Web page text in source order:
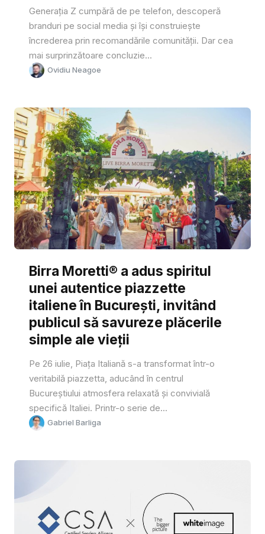
Generația Z cumpără de pe telefon, descoperă
branduri pe social media și își construiește
încrederea prin recomandările comunității. Dar cea
mai surprinzătoare concluzie...
Ovidiu Neagoe
Birra Moretti® a adus spiritul
unei autentice piazzette
italiene în București, invitând
publicul să savureze plăcerile
simple ale vieții
Pe 26 iulie, Piața Italiană s-a transformat într-o
veritabilă piazzetta, aducând în centrul
Bucureștiului atmosfera relaxată și convivială
specifică Italiei. Printr-o serie de...
Gabriel Barliga